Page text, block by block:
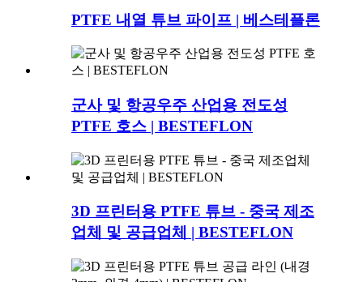
PTFE 내열 튜브 파이프 | 베스테플론
군사 및 항공우주 산업용 전도성
PTFE 호스 | BESTEFLON
3D 프린터용 PTFE 튜브 - 중국 제조
업체 및 공급업체 | BESTEFLON